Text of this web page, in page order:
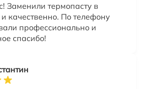
Заменили термопасту в
качественно. По телефону
профессионально и
спасибо!